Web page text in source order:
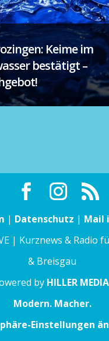
Keime im
bestätigt –
| Datenschutz | Mail
| Kurznews & Radio
& Breisgau
by HILLER
Modern. Macher.
Einstellungen